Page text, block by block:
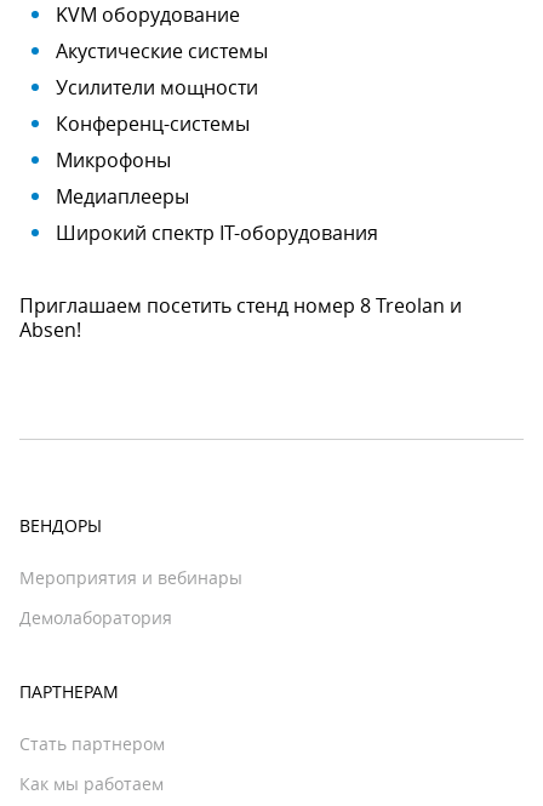
KVM оборудование
Акустические системы
Усилители мощности
Конференц-системы
Микрофоны
Медиаплееры
Широкий спектр IT-оборудования
Приглашаем посетить стенд номер 8 Treolan и
Absen!
ВЕНДОРЫ
Мероприятия и вебинары
Демолаборатория
ПАРТНЕРАМ
Стать партнером
Как мы работаем